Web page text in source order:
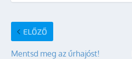
ELŐZŐ
Mentsd meg az űrhajóst!